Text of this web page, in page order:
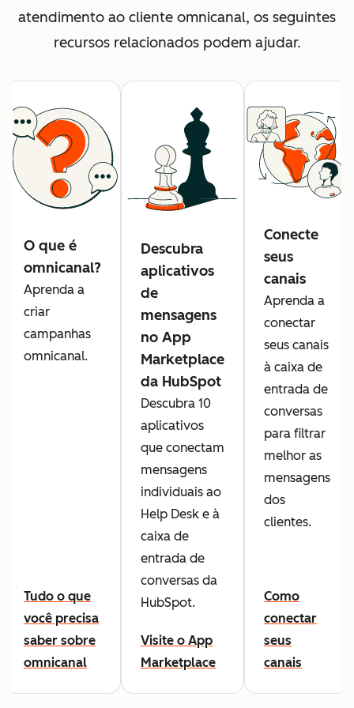
atendimento ao cliente omnicanal, os seguintes
recursos relacionados podem ajudar.
O que é
omnicanal?
Aprenda a
criar
campanhas
omnicanal.
Tudo o que
você precisa
saber sobre
omnicanal
Descubra
aplicativos
de
mensagens
no App
Marketplace
da HubSpot
Descubra 10
aplicativos
que conectam
mensagens
individuais ao
Help Desk e à
caixa de
entrada de
conversas da
HubSpot.
Visite o App
Marketplace
Conecte
seus
canais
Aprenda a
conectar
seus canais
à caixa de
entrada de
conversas
para filtrar
melhor as
mensagens
dos
clientes.
Como
conectar
seus
canais